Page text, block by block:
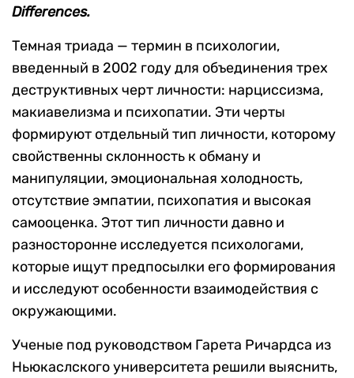
Differences.
Темная триада — термин в психологии,
введенный в 2002 году для объединения трех
деструктивных черт личности: нарциссизма,
макиавелизма и психопатии. Эти черты
формируют отдельный тип личности, которому
свойственны склонность к обману и
манипуляции, эмоциональная холодность,
отсутствие эмпатии, психопатия и высокая
самооценка. Этот тип личности давно и
разносторонне исследуется психологами,
которые ищут предпосылки его формирования
и исследуют особенности взаимодействия с
окружающими.
Ученые под руководством Гарета Ричардса из
Ньюкаслского университета решили выяснить,